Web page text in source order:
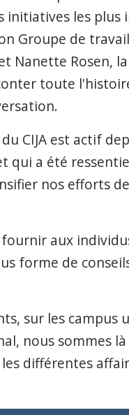
les plus
Groupe de
Nanette Rosen,
toute
du CIJA est actif
qui a été
nos efforts
fournir aux
forme de
sur les campus
nous sommes
différentes